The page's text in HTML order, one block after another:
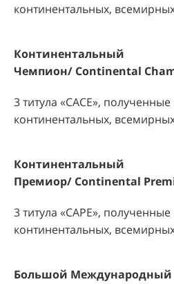
континентальных,
Континентальный
Чемпион/ Continental
3 титула «CACE»,
континентальных,
Континентальный
Премиор/ Continental
3 титула «CAРE»,
континентальных,
Большой Международный